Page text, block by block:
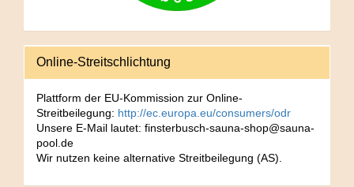
Online-Streitschlichtung
Plattform der EU-Kommission zur Online-
Streitbeilegung: http://ec.europa.eu/consumers/odr
Unsere E-Mail lautet: finsterbusch-sauna-shop@sauna-
pool.de
Wir nutzen keine alternative Streitbeilegung (AS).